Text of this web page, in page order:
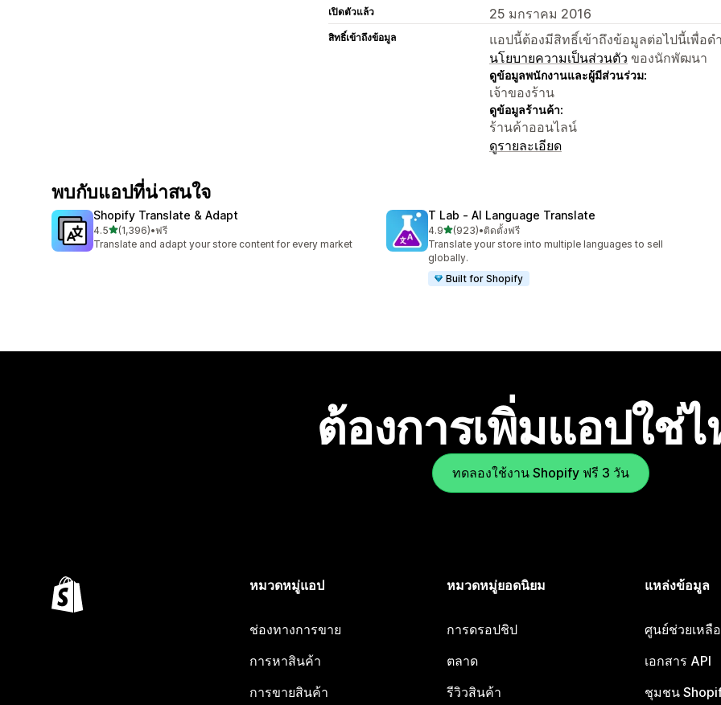
เปิดตัวแล้ว 25 มกราคม 2016
สิทธิ์เข้าถึงข้อมูล
แอปนี้ต้องมีสิทธิ์เข้าถึงข้อมูลต่อไปนี้เพื่อ
นโยบายความเป็นส่วนตัว ของนักพัฒนา
ดูข้อมูลพนักงานและผู้มีส่วนร่วม:
เจ้าของร้าน
ดูข้อมูลร้านค้า:
ร้านค้าออนไลน์
ดูรายละเอียด
พบกับแอปที่น่าสนใจ
Shopify Translate & Adapt
4.5เต็ม 5 ดาว
(1,396)
ทั้งหมด 1396 รีวิว
•ฟรี
Translate and adapt your store content for every market
T Lab ‑ AI Language Translate
4.9เต็ม 5 ดาว
(923)
ทั้งหมด 923 รีวิว
•ติดตั้งฟรี
Translate your store into multiple languages to sell
globally.
Built for Shopify
ต้องการเพิ่มแอปใช่
ทดลองใช้งาน Shopify ฟรี 3 วัน
หมวดหมู่แอป
ช่องทางการขาย
การหาสินค้า
การขายสินค้า
หมวดหมู่ยอดนิยม
การดรอปชิป
ตลาด
รีวิวสินค้า
แหล่งข้อมูล
ศูนย์ช่วยเหลื
เอกสาร API
ชุมชน